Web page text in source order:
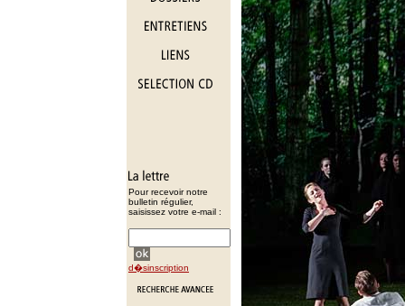
Pour recevoir notre
bulletin régulier,
saisissez votre e-mail :
d�sinscription